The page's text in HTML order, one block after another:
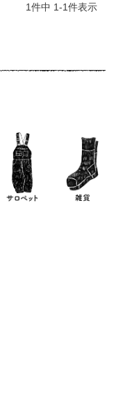
1件中 1-1件表示